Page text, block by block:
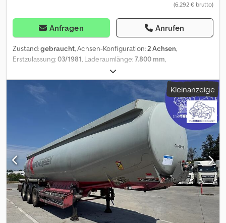
(6.292 € brutto)
Anfragen Anrufen
Zustand:gebraucht, Achsen-Konfiguration:2 Achsen,
Erstzulassung:03/1981, Laderaumlänge:7.800 mm,
, Laderaumhöhe:
Gesamtlänge:8.000 mm, Gesamthöhe:3.000 mm, Federung:
, Reifenzustand: 25 % , Baujahr:1981,
Reifenmaß: 11R22.5 Reifen Profil: 25% Bremsen: Trommelbremsen
Federung: Blattfederung Leergewicht: 5.000 kg Zuladung: 27.000
kg zGG: 32.000 kg = Firmeninformationen = Bei anfragen immer
die lagernummer sagen bitte (8 chiffern) Bei Smz Smeets &
Zonen : - seit 1976 in Geschäft, schon 65.000 verkauft/1700 pro
Jahr/1000 auf Lager - Komplete Service von A-z Betreuung von
Transport/ wir organisieren zolkennzeichnen (extra!) Cjdpfjzp Al
Sex Afkjha - Beladung Service zum billigste Transport weltweit
Groblager von alle neue und gebrauchtteille: We advertiere
immer mit unsere bestpreisen Besuchen Sie für unsere
vollständige lager und information wire empfangen sie auf
130.000m2 land mit 20.000m2 lager und werkstatt
Kleinanzeige